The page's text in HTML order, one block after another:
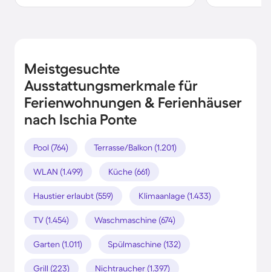
Meistgesuchte
Ausstattungsmerkmale für
Ferienwohnungen & Ferienhäuser
nach Ischia Ponte
Pool (764) Terrasse/Balkon (1.201)
WLAN (1.499) Küche (661)
Haustier erlaubt (559) Klimaanlage (1.433)
TV (1.454) Waschmaschine (674)
Garten (1.011) Spülmaschine (132)
Grill (223) Nichtraucher (1.397)